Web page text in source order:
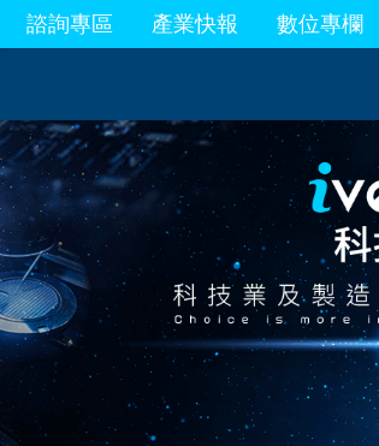
諮詢專區 產業快報 數位專欄